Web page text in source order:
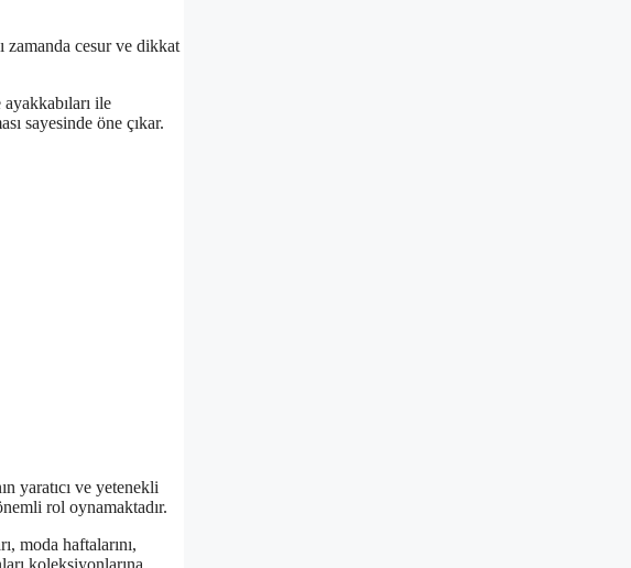
zamanda cesur ve dikkat
ile
sayesinde öne çıkar.
yaratıcı ve yetenekli
rol oynamaktadır.
moda haftalarını,
koleksiyonlarına